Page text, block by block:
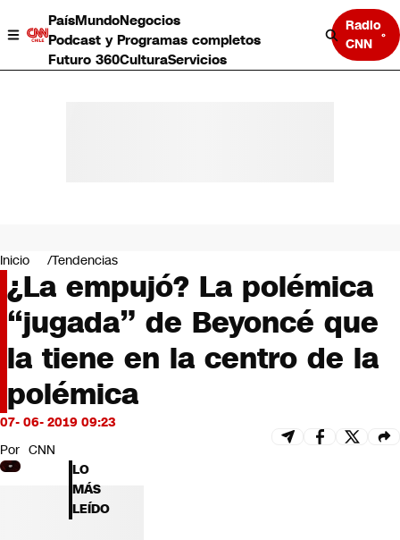
PaísMundoNegocios
Podcast y Programas completos
Futuro 360CulturaServicios
Radio
CNN
Negocios
Deportes
Programas completos
Cultura
Servicios
Bits
CNN Data
CNN tiempo
Futuro 360
Inicio Tendencias
¿La empujó? La polémica
“jugada” de Beyoncé que
la tiene en la centro de la
polémica
07- 06- 2019 09:23
Por CNN
LO
MÁS
LEÍDO